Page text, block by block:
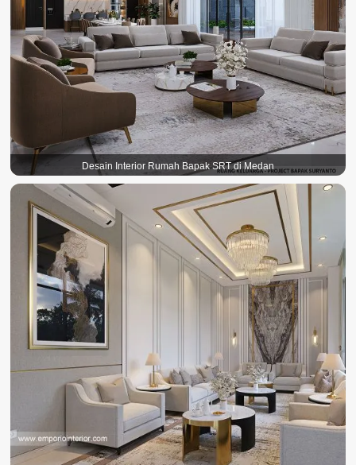
Desain Interior Rumah Bapak SRT di Medan